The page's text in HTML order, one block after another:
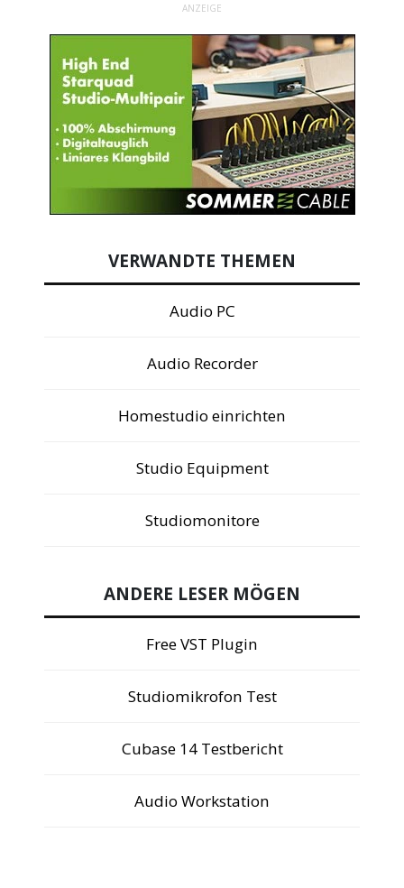
ANZEIGE
VERWANDTE THEMEN
Audio PC
Audio Recorder
Homestudio einrichten
Studio Equipment
Studiomonitore
ANDERE LESER MÖGEN
Free VST Plugin
Studiomikrofon Test
Cubase 14 Testbericht
Audio Workstation